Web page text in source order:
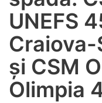
UNEFS
și CSM
Olimpia